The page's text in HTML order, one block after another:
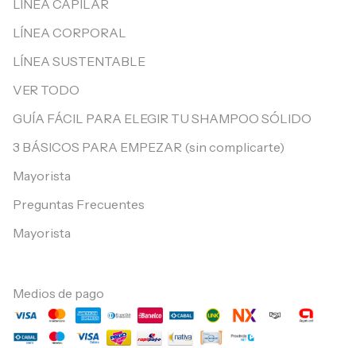
LÍNEA CAPILAR
LÍNEA CORPORAL
LÍNEA SUSTENTABLE
VER TODO
GUÍA FÁCIL PARA ELEGIR TU SHAMPOO SÓLIDO
3 BÁSICOS PARA EMPEZAR (sin complicarte)
Mayorista
Preguntas Frecuentes
Mayorista
Medios de pago